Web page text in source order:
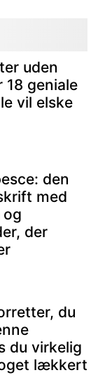
uden
18 geniale
vil elske
den
med
og
der
du
du virkelig
lækkert